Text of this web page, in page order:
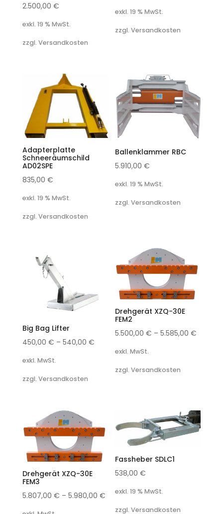
2.500,00 €
exkl. 19 % MwSt.
zzgl. Versandkosten
exkl. 19 % MwSt.
zzgl. Versandkosten
Adapterplatte
Schneeräumschild
AD02SPE
835,00 €
exkl. 19 % MwSt.
zzgl. Versandkosten
Ballenklammer RBC
5.910,00€
exkl. 19 % MwSt.
zzgl. Versandkosten
Big Bag Lifter
450,00 € – 540,00 €
exkl. MwSt.
zzgl. Versandkosten
Drehgerät XZQ-30E
FEM2
5.500,00€ –5.585,00€
exkl. MwSt.
zzgl. Versandkosten
Drehgerät XZQ-30E
FEM3
5.807,00 € – 5.980,00 €
Fassheber SDLC1
538,00€
exkl. 19 % MwSt.
zzgl. Versandkosten